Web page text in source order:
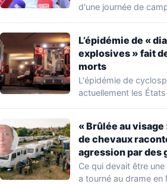
d'une journée de
L’épidémie de «
explosives » fait
morts
L'épidémie de
actuellement les
« Brûlée au
de chevaux
agression par des
Ce qui devait être
a tourné au drame en